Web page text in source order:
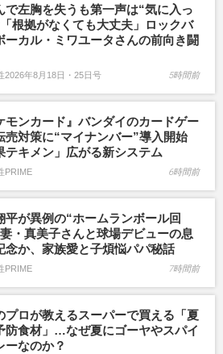
で左胸を失うも第一声は“気に入っ
根拠がなくても大丈夫」ロックバ
ーカル・ミワユータさんの前向き闘
2026年8月18日・25日号 5時間前
モンカード』バンダイのカードゲー
売対策に“マイナンバー”導入開始
テキメン」広がる新システム
PRIME 6時間前
平が異例の“ホームランボール回
・真美子さんと球場デビューの息
念か、家族愛と子煩悩パパ秘話
PRIME 7時間前
プロが教えるスーパーで買える「夏
防食材」…なぜ夏にゴーヤやスパイ
ーなのか？